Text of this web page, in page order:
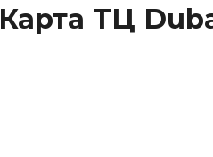
Карта ТЦ